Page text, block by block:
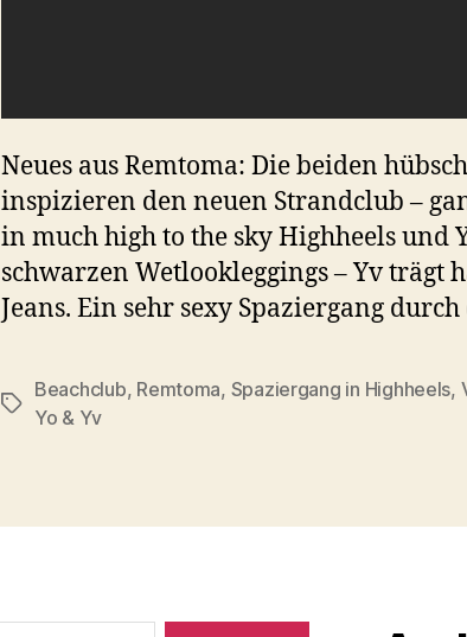
Neues aus Remtoma: Die beiden
inspizieren den neuen Strandclub –
in much high to the sky Highheels und
schwarzen Wetlookleggings – Yv trägt
Jeans. Ein sehr sexy Spaziergang
Tags
Beachclub, Remtoma, Spaziergang in Highheels,
Yo & Yv